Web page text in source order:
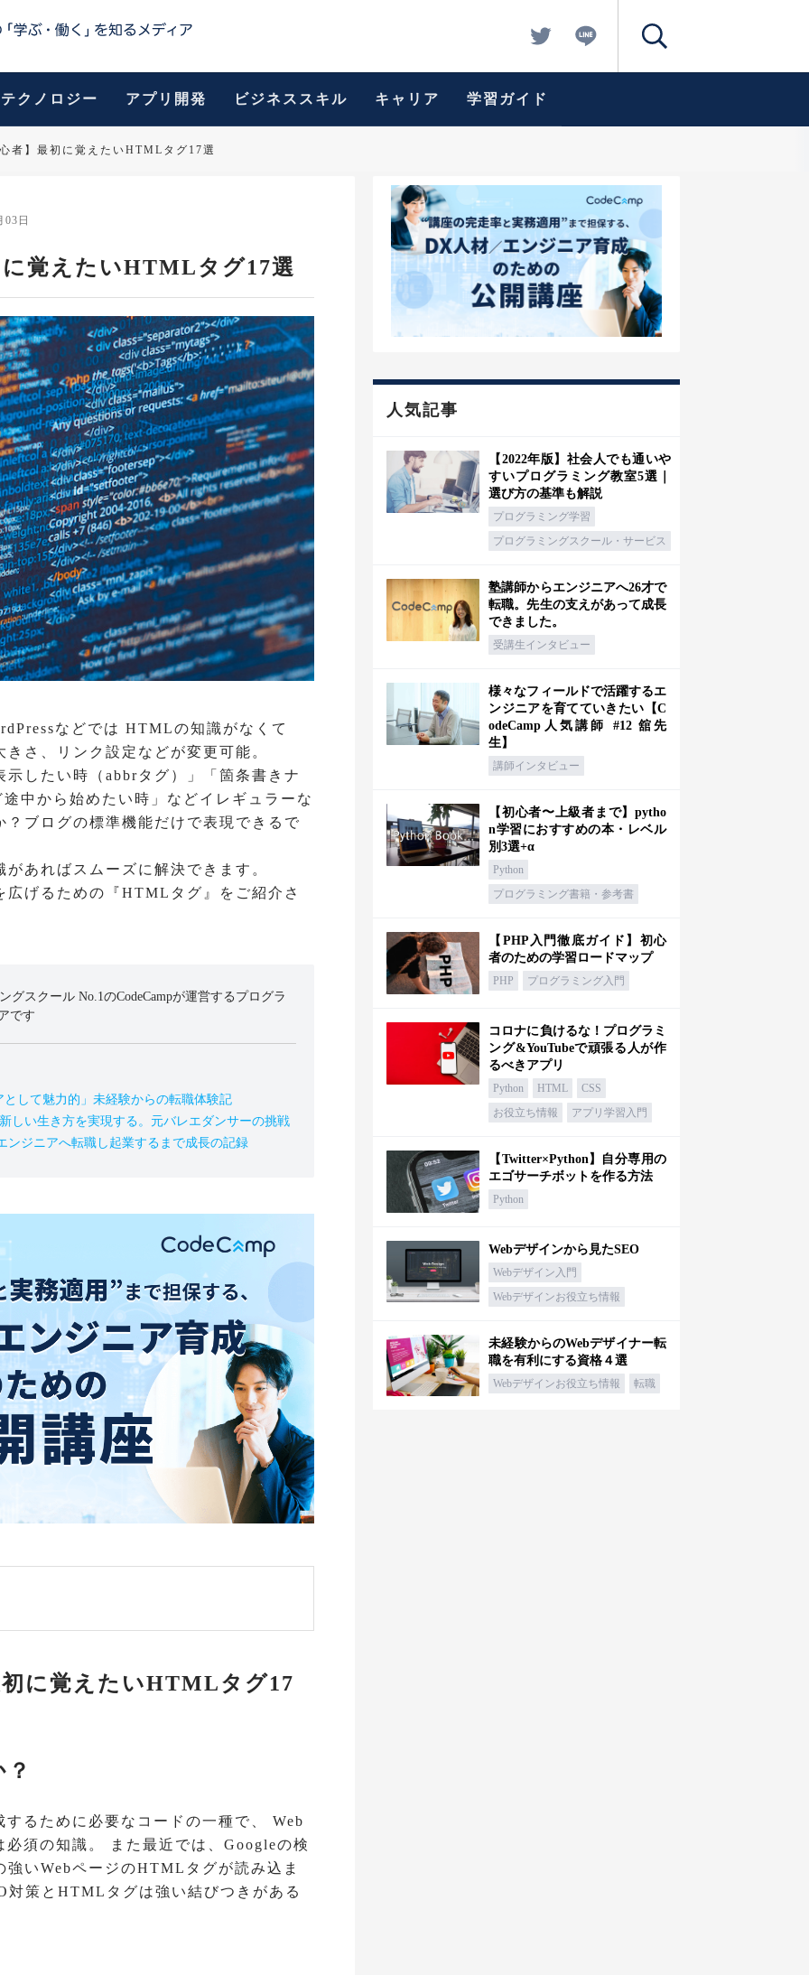
テクノロジー アプリ開発 ビジネススキル キャリア 学習ガイド
者】最初に覚えたいHTMLタグ17選
03日
覚えたいHTMLタグ17選
などでは HTMLの知識がなくて
さ、リンク設定などが変更可能。
したい時（abbrタグ）」「箇条書きナ
中から始めたい時」などイレギュラーな
ブログの標準機能だけで表現できるで
あればスムーズに解決できます。
げるための『HTMLタグ』をご紹介さ
グスクール No.1のCodeCampが運営するプログラ
です
して魅力的」未経験からの転職体験記
しい生き方を実現する。元バレエダンサーの挑戦
ンジニアへ転職し起業するまで成長の記録
に覚えたいHTMLタグ17
るために必要なコードの一種で、 Web
須の知識。 また最近では、Googleの検
いWebページのHTMLタグが読み込ま
対策とHTMLタグは強い結びつきがある
人気記事
【2022年版】社会人でも通いや
すいプログラミング教室5選｜
選び方の基準も解説
プログラミング学習
プログラミングスクール・サービス
塾講師からエンジニアへ26才で
転職。先生の支えがあって成長
できました。
受講生インタビュー
様々なフィールドで活躍するエ
ンジニアを育てていきたい【C
odeCamp人気講師 #12 舘先
生】
講師インタビュー
【初心者〜上級者まで】pytho
n学習におすすめの本・レベル
別3選+α
Python
プログラミング書籍・参考書
【PHP入門徹底ガイド】初心
者のための学習ロードマップ
PHP プログラミング入門
コロナに負けるな！プログラミ
ング&YouTubeで頑張る人が作
るべきアプリ
Python HTML
CSS
お役立ち情報
アプリ学習入門
【Twitter×Python】自分専用の
エゴサーチボットを作る方法
Python
Webデザインから見たSEO
Webデザイン入門
Webデザインお役立ち情報
未経験からのWebデザイナー転
職を有利にする資格４選
Webデザインお役立ち情報 転職